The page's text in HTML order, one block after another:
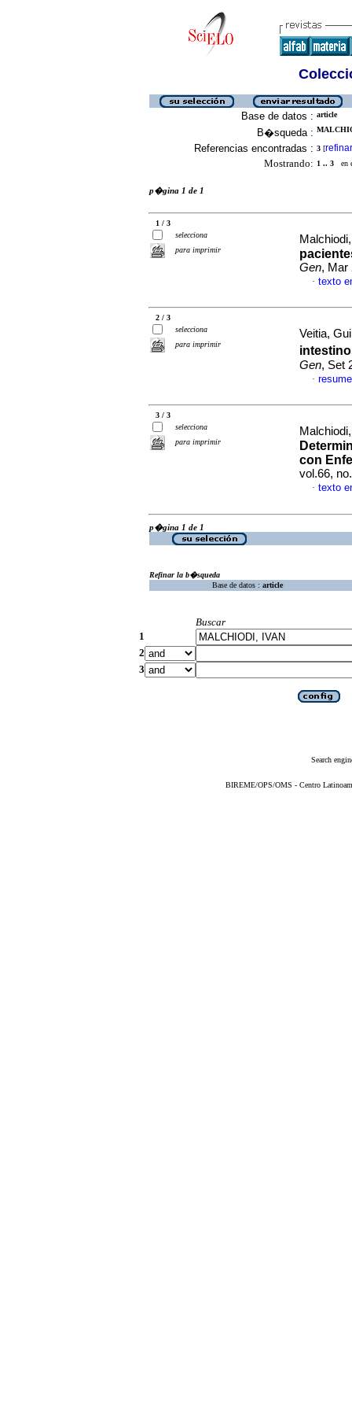
Base de datos : article
B�squeda :
Referencias encontradas : 3 [refinar
Mostrando: 1 .. 3 en
p�gina 1 de 1
1 / 3
selecciona
para imprimir
Gen, Mar
· texto
2 / 3
selecciona
para imprimir
Veitia,
Gen, Set
·
3 / 3
selecciona
para imprimir
con
vol.66,
· texto
p�gina 1 de 1
Refinar la b�squeda
Base de datos : article
Buscar
1
2
3
Search
BIREME/OPS/OMS - Centro